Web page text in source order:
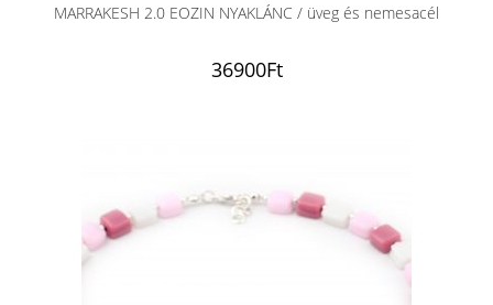
MARRAKESH 2.0 EOZIN NYAKLÁNC / üveg és nemesacél
36900Ft